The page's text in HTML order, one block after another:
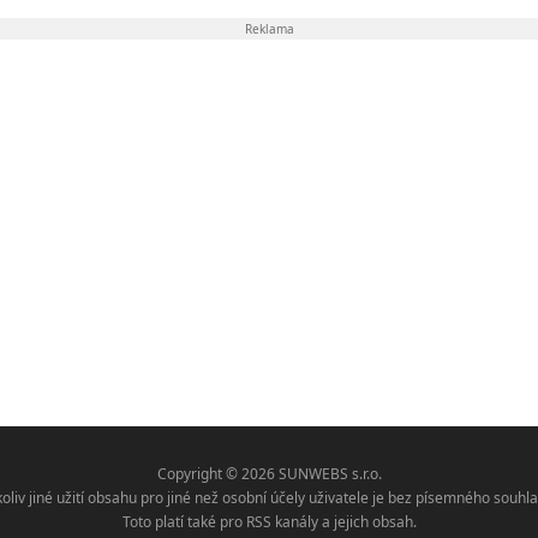
Reklama
Copyright © 2026 SUNWEBS s.r.o.
jiné užití obsahu pro jiné než osobní účely uživatele je bez písemného
Toto platí také pro RSS kanály a jejich obsah.